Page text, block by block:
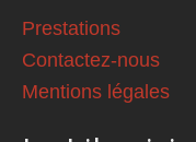
Prestations
Contactez-nous
Mentions légales